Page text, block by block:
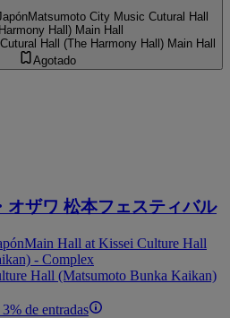
Matsumoto City Music Cutural Hall
Hall) Main Hall
Hall (The Harmony Hall) Main Hall
Agotado
オザワ 松本フェスティバル
Main Hall at Kissei Culture Hall
- Complex
Hall (Matsumoto Bunka Kaikan)
de entradas